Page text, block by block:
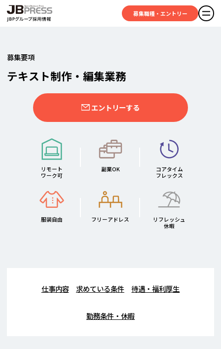
募集職種・エントリー
募集要項
テキス ト制作 ・編集業務
エントリーする
リモート
ワーク可
副業OK
コアタイム
フレックス
服装自由 フリーアドレス
リフレッシュ
休暇
仕事内容 求めている条件 待遇・福利厚生
勤務条件・休暇